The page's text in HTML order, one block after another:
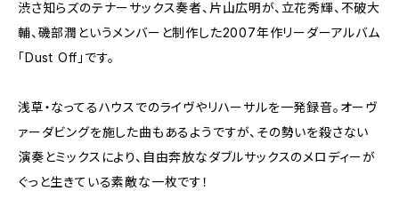
渋さ知らズのテナーサックス奏者、片山広明が、立花秀輝、不破大
輔、磯部潤というメンバーと制作した2007年作リーダーアルバム
「Dust Off」です。
浅草・なってるハウスでのライヴやリハーサルを一発録音。オーヴ
ァーダビングを施した曲もあるようですが、その勢いを殺さない
演奏とミックスにより、自由奔放なダブルサックスのメロディーが
ぐっと生きている素敵な一枚です！